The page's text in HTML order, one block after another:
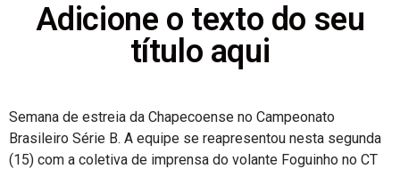
Adicione o texto do seu
título aqui
Semana de estreia da Chapecoense no Campeonato
Brasileiro Série B. A equipe se reapresentou nesta segunda
(15) com a coletiva de imprensa do volante Foguinho no CT